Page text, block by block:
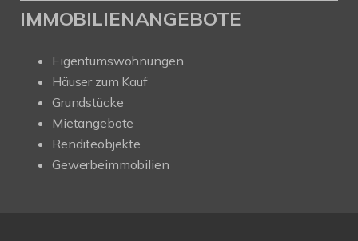
IMMOBILIENANGEBOTE
Eigentumswohnungen
Häuser zum Kauf
Grundstücke
Mietangebote
Renditeobjekte
Gewerbeimmobilien